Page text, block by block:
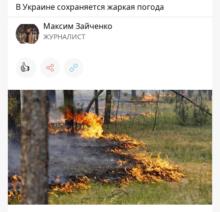
В Украине сохраняется жаркая погода
Максим Зайченко
ЖУРНАЛИСТ
👍